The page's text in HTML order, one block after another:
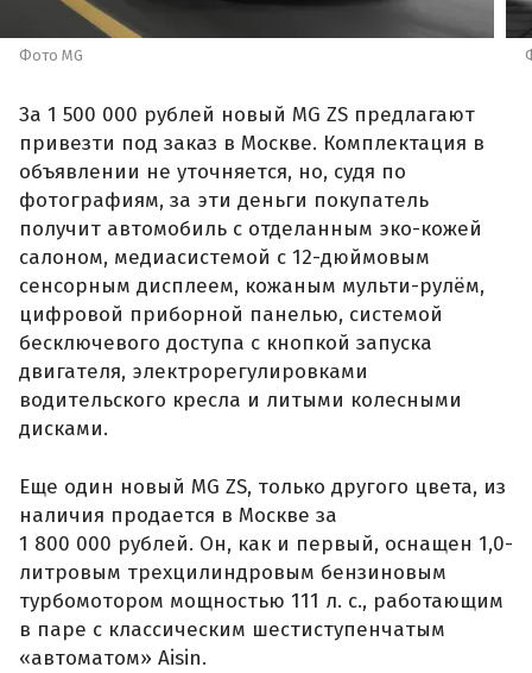
Фото MG
За 1 500 000 рублей новый MG ZS предлагают
привезти под заказ в Москве. Комплектация в
объявлении не уточняется, но, судя по
фотографиям, за эти деньги покупатель
получит автомобиль с отделанным эко-кожей
салоном, медиасистемой с 12-дюймовым
сенсорным дисплеем, кожаным мульти-рулём,
цифровой приборной панелью, системой
бесключевого доступа с кнопкой запуска
двигателя, электрорегулировками
водительского кресла и литыми колесными
дисками.
Еще один новый MG ZS, только другого цвета, из
наличия продается в Москве за
1 800 000 рублей. Он, как и первый, оснащен 1,0-
литровым трехцилиндровым бензиновым
турбомотором мощностью 111 л. с., работающим
в паре с классическим шестиступенчатым
«автоматом» Aisin.